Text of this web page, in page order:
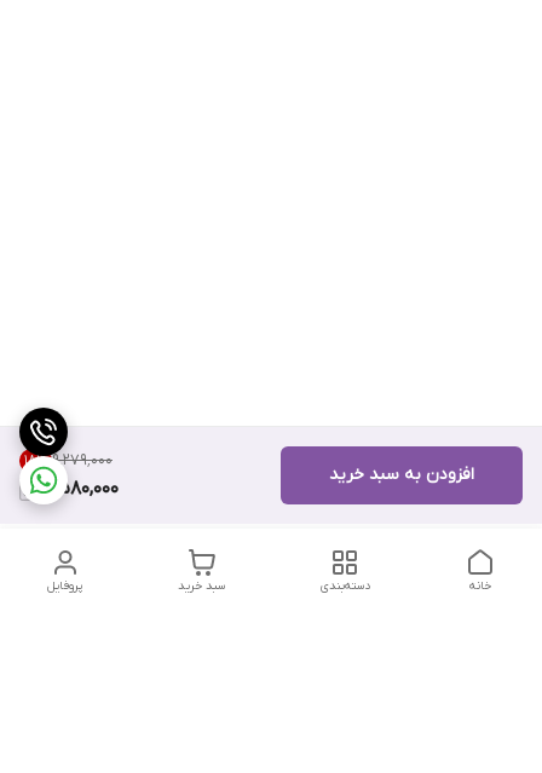
۹٬۲۷۹٬۰۰۰ 18%
7,580,000
افزودن به سبد خرید
پروفایل سبد خرید دسته‌بندی خانه